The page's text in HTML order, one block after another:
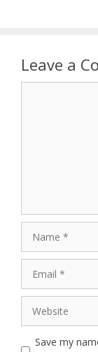
Leave a
Website
Save my